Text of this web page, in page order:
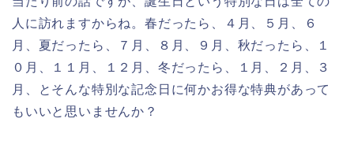
人に訪れますからね。春だったら、４月、５月、６
月、夏だったら、７月、８月、９月、秋だったら、１
０月、１１月、１２月、冬だったら、１月、２月、３
月、とそんな特別な記念日に何かお得な特典があって
もいいと思いませんか？